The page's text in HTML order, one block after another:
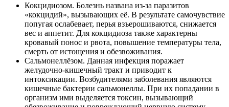
Кокцидиозом. Болезнь названа из-за паразитов
«кокцидий», вызывающих её. В результате самочувствие
попугая ослабевает, перья взъерошиваются, снижается
вес и аппетит. Для кокцидиоза также характерны
кровавый понос и рвота, повышение температуры тела,
смерть от истощения и обезвоживания.
Сальмонеллёзом. Данная инфекция поражает
желудочно-кишечный тракт и приводит к
интоксикации. Возбудителями заболевания являются
кишечные бактерии сальмонеллы. При их попадании в
организм ими выделяется токсин, вызывающий